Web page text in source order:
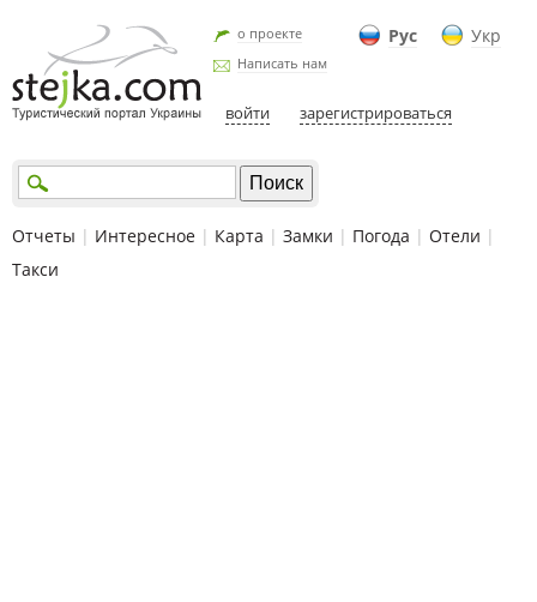
Рус Укр
о проекте
Написать нам
войти зарегистрироваться
Отчеты | Интересное | Карта | Замки | Погода | Отели |
Такси